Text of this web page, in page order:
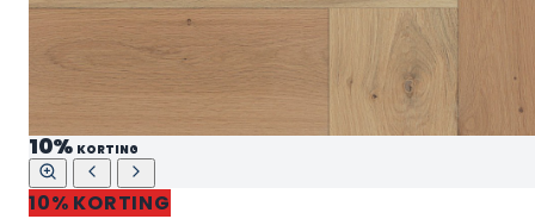
10% KORTING
10% KORTING